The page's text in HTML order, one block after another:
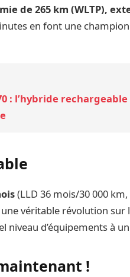
de 265 km (WLTP),
en font une
: l’hybride
(LLD 36 mois/30 000
véritable révolution sur
niveau d’équipements à
!